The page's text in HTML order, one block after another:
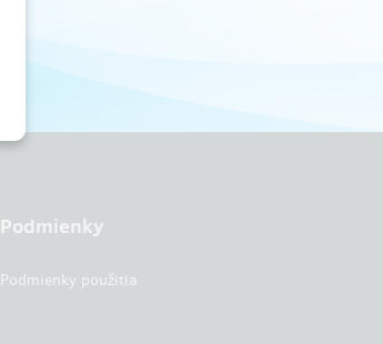
Podmienky
Podmienky použitia